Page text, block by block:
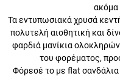
Τα εντυπωσιακά χρυσά
πολυτελή αισθητική και
φαρδιά μανίκια
φορέματος,
Φόρεσέ το με flat